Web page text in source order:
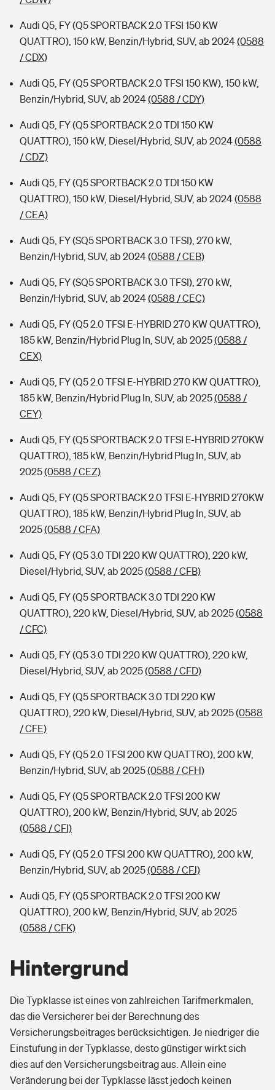
Audi Q5, FY (Q5 SPORTBACK 2.0 TFSI 150 KW
QUATTRO), 150 kW, Benzin/Hybrid, SUV, ab 2024(0588
/ CDX)
Audi Q5, FY (Q5 SPORTBACK 2.0 TFSI 150 KW), 150 kW,
Benzin/Hybrid, SUV, ab 2024(0588 / CDY)
Audi Q5, FY (Q5 SPORTBACK 2.0 TDI 150 KW
QUATTRO), 150 kW, Diesel/Hybrid, SUV, ab 2024(0588
/ CDZ)
Audi Q5, FY (Q5 SPORTBACK 2.0 TDI 150 KW
QUATTRO), 150 kW, Diesel/Hybrid, SUV, ab 2024(0588
/ CEA)
Audi Q5, FY (SQ5 SPORTBACK 3.0 TFSI), 270 kW,
Benzin/Hybrid, SUV, ab 2024(0588 / CEB)
Audi Q5, FY (SQ5 SPORTBACK 3.0 TFSI), 270 kW,
Benzin/Hybrid, SUV, ab 2024(0588 / CEC)
Audi Q5, FY (Q5 2.0 TFSI E-HYBRID 270 KW QUATTRO),
185 kW, Benzin/Hybrid Plug In, SUV, ab 2025(0588 /
CEX)
Audi Q5, FY (Q5 2.0 TFSI E-HYBRID 270 KW QUATTRO),
185 kW, Benzin/Hybrid Plug In, SUV, ab 2025(0588 /
CEY)
Audi Q5, FY (Q5 SPORTBACK 2.0 TFSI E-HYBRID 270KW
QUATTRO), 185 kW, Benzin/Hybrid Plug In, SUV, ab
2025(0588 / CEZ)
Audi Q5, FY (Q5 SPORTBACK 2.0 TFSI E-HYBRID 270KW
QUATTRO), 185 kW, Benzin/Hybrid Plug In, SUV, ab
2025(0588 / CFA)
Audi Q5, FY (Q5 3.0 TDI 220 KW QUATTRO), 220 kW,
Diesel/Hybrid, SUV, ab 2025(0588 / CFB)
Audi Q5, FY (Q5 SPORTBACK 3.0 TDI 220 KW
QUATTRO), 220 kW, Diesel/Hybrid, SUV, ab 2025(0588
/ CFC)
Audi Q5, FY (Q5 3.0 TDI 220 KW QUATTRO), 220 kW,
Diesel/Hybrid, SUV, ab 2025(0588 / CFD)
Audi Q5, FY (Q5 SPORTBACK 3.0 TDI 220 KW
QUATTRO), 220 kW, Diesel/Hybrid, SUV, ab 2025(0588
/ CFE)
Audi Q5, FY (Q5 2.0 TFSI 200 KW QUATTRO), 200 kW,
Benzin/Hybrid, SUV, ab 2025(0588 / CFH)
Audi Q5, FY (Q5 SPORTBACK 2.0 TFSI 200 KW
QUATTRO), 200 kW, Benzin/Hybrid, SUV, ab 2025
(0588 / CFI)
Audi Q5, FY (Q5 2.0 TFSI 200 KW QUATTRO), 200 kW,
Benzin/Hybrid, SUV, ab 2025(0588 / CFJ)
Audi Q5, FY (Q5 SPORTBACK 2.0 TFSI 200 KW
QUATTRO), 200 kW, Benzin/Hybrid, SUV, ab 2025
(0588 / CFK)
Hintergrund
Die Typklasse ist eines von zahlreichen Tarifmerkmalen,
das die Versicherer bei der Berechnung des
Versicherungsbeitrages berücksichtigen. Je niedriger die
Einstufung in der Typklasse, desto günstiger wirkt sich
dies auf den Versicherungsbeitrag aus. Allein eine
Veränderung bei der Typklasse lässt jedoch keinen